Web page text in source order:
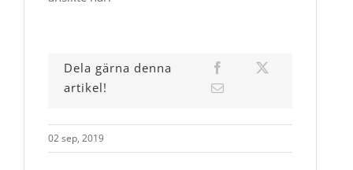
Dela gärna denna
artikel!
02 sep, 2019